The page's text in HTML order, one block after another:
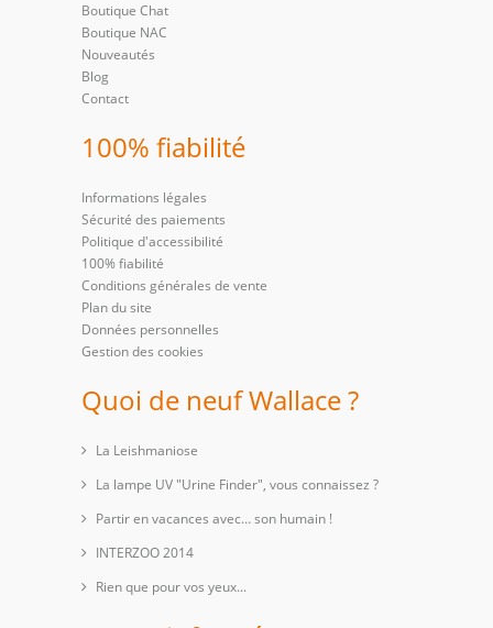
Boutique Chat
Boutique NAC
Nouveautés
Blog
Contact
100% fiabilité
Informations légales
Sécurité des paiements
Politique d'accessibilité
100% fiabilité
Conditions générales de vente
Plan du site
Données personnelles
Gestion des cookies
Quoi de neuf Wallace ?
La Leishmaniose
La lampe UV "Urine Finder", vous connaissez ?
Partir en vacances avec… son humain !
INTERZOO 2014
Rien que pour vos yeux...